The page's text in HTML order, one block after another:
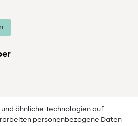
ähnliche Technologien auf
personenbezogene Daten